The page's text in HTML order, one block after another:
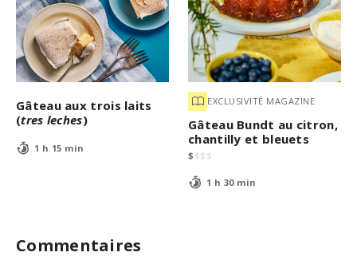
Gâteau aux trois laits
(tres leches)
1 h 15 min
EXCLUSIVITÉ MAGAZINE
Gâteau Bundt au citron,
chantilly et bleuets
$ $$ $
1 h 30 min
Commentaires